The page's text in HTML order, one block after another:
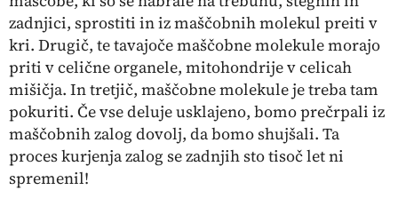
zadnjici, sprostiti in iz maščobnih molekul preiti v
kri. Drugič, te tavajoče maščobne molekule morajo
priti v celične organele, mitohondrije v celicah
mišičja. In tretjič, maščobne molekule je treba tam
pokuriti. Če vse deluje usklajeno, bomo prečrpali iz
maščobnih zalog dovolj, da bomo shujšali. Ta
proces kurjenja zalog se zadnjih sto tisoč let ni
spremenil!